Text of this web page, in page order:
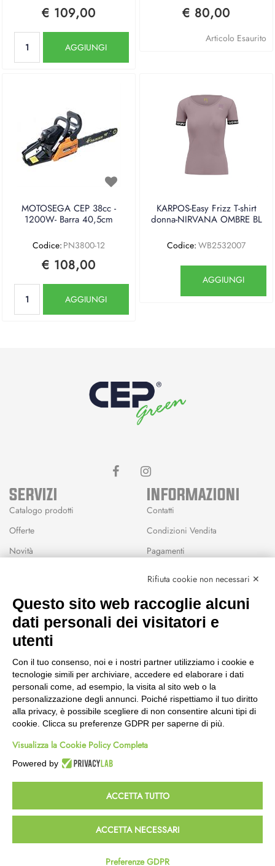
€ 109,00
AGGIUNGI
€ 80,00
Articolo Esaurito
MOTOSEGA CEP 38cc -
1200W- Barra 40,5cm
Codice: PN3800-12
€ 108,00
AGGIUNGI
KARPOS-Easy Frizz T-shirt
donna-NIRVANA OMBRE BL
Codice: WB2532007
AGGIUNGI
SERVIZI
Catalogo prodotti
Offerte
Novità
Wishlist
INFORMAZIONI
Contatti
Condizioni Vendita
Pagamenti
CEP GREEN
Fanano (MO)
059 8676485
349 9202419
388 8659473
info@cepgreen.com
Orario
Dal lunedì al venerdì
8:00 – 12:30 / 13:30 - 19:00
8:30 – 12:30 / 15:30 - 19:00
© 2023 Powered & Designed byPassepartout
Termini e Condizioni Privacy e Cookie Policy
Rifiuta cookie non necessari ✕
Questo sito web raccoglie alcuni
dati personali dei visitatori e
utenti
Con il tuo consenso, noi e i nostri partner utilizziamo i cookie e
tecnologie simili per archiviare, accedere ed elaborare i dati
personali come, ad esempio, la visita al sito web o la
personalizzazione degli annunci. Poiché rispettiamo il tuo diritto
alla privacy, è possibile scegliere di non consentire alcuni tipi di
cookie. Clicca su preferenze GDPR per saperne di più.
Visualizza la Cookie Policy Completa
Powered by
ACCETTA TUTTO
ACCETTA NECESSARI
Preferenze GDPR